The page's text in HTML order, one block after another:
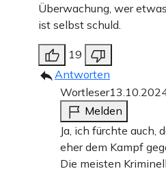
Überwachung, wer
ist selbst schuld.
19
Antworten
Wortleser
Melden
Ja, ich fürchte auch,
eher dem Kampf
Die meisten